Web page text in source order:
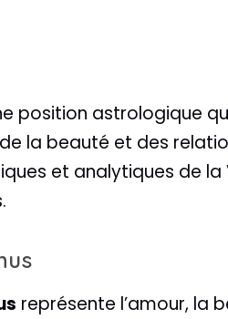
position astrologique
la beauté et des
et analytiques de
représente l’amour, la